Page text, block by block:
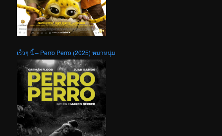
เร็วๆ นี้ – Perro Perro (2025) หมาหนุ่ม